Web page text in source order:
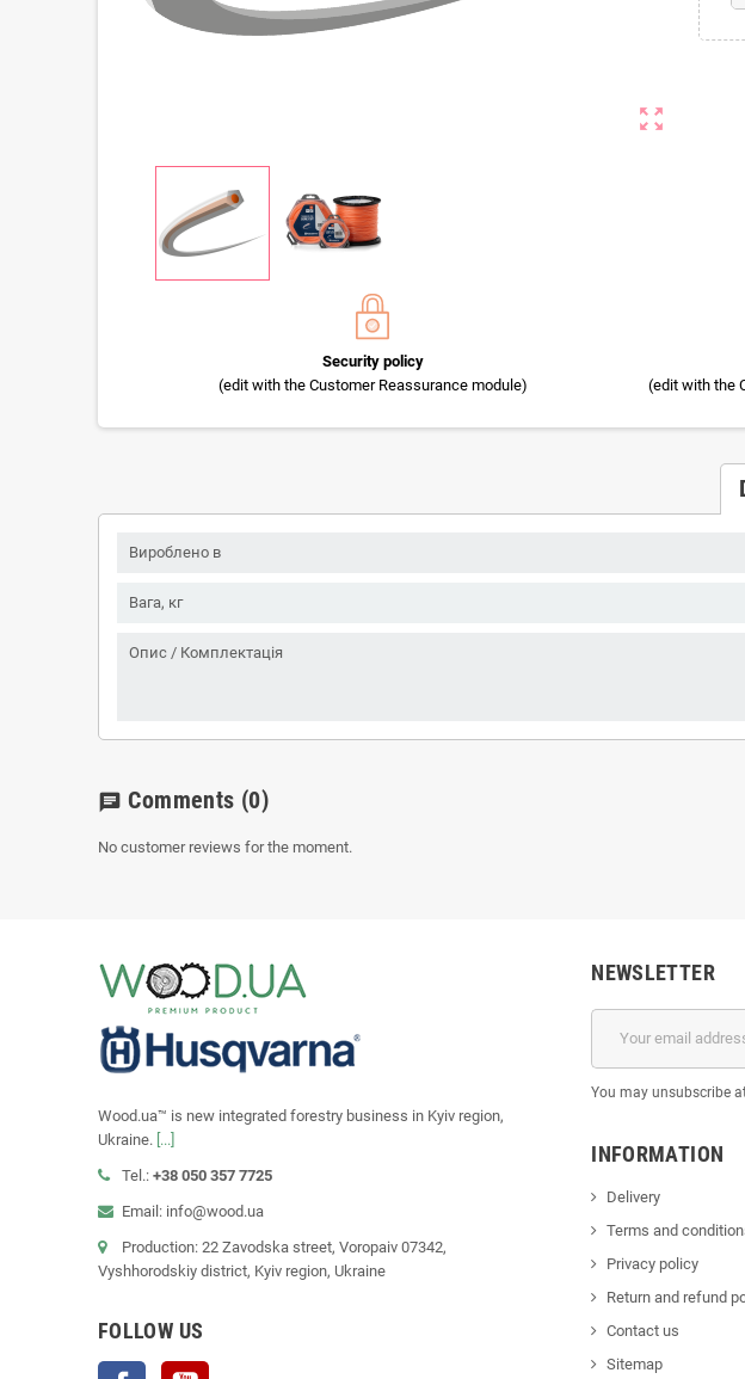
zoom_out_map
Security policy
(edit with the Customer Reassurance module)
(edit with the
Вироблено в
Вага, кг
Опис / Комплектація
chat Comments (0)
No customer reviews for the moment.
Wood.ua™ is new integrated forestry business in Kyiv region,
Ukraine. [...]
Tel.: +38 050 357 7725
Email: info@wood.ua
Production: 22 Zavodska street, Voropaiv 07342,
Vyshhorodskiy district, Kyiv region, Ukraine
FOLLOW US
Facebook
NEWSLETTER
You may unsubscribe
INFORMATION
Delivery
Terms and
Privacy policy
Return and refund
Contact us
Sitemap